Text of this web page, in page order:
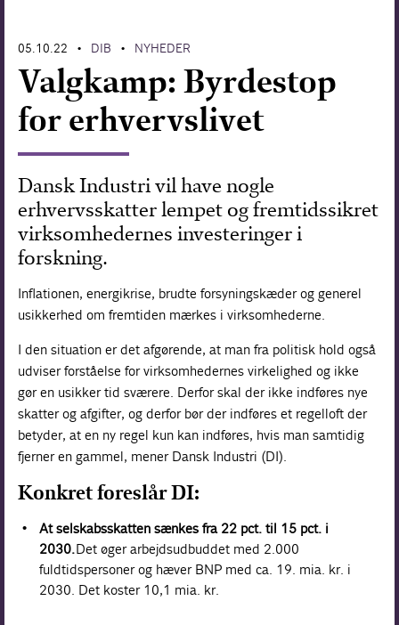
05.10.22 • DIB • NYHEDER
Valgkamp: Byrdestop
for erhvervslivet
Dansk Industri vil have nogle
erhvervsskatter lempet og fremtidssikret
virksomhedernes investeringer i
forskning.
Inflationen, energikrise, brudte forsyningskæder og generel
usikkerhed om fremtiden mærkes i virksomhederne.
I den situation er det afgørende, at man fra politisk hold også
udviser forståelse for virksomhedernes virkelighed og ikke
gør en usikker tid sværere. Derfor skal der ikke indføres nye
skatter og afgifter, og derfor bør der indføres et regelloft der
betyder, at en ny regel kun kan indføres, hvis man samtidig
fjerner en gammel, mener Dansk Industri (DI).
Konkret foreslår DI:
At selskabsskatten sænkes fra 22 pct. til 15 pct. i
2030.Det øger arbejdsudbuddet med 2.000
fuldtidspersoner og hæver BNP med ca. 19. mia. kr. i
2030. Det koster 10,1 mia. kr.